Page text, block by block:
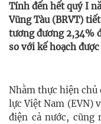
Tính đến hết quý I
Vũng Tàu (BRVT)
tương đương 2,34%
so với kế hoạch
Nhằm thực hiện chủ
lực Việt Nam (EVN)
điện cả nước, cũng